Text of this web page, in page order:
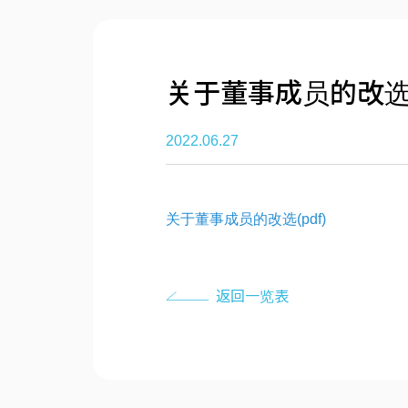
关于董事成员的改
2022.06.27
关于董事成员的改选(pdf)
返回一览表